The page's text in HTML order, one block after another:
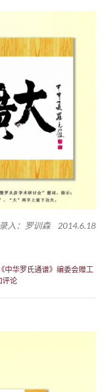
：罗训森 2014.6.18
中华罗氏通谱》编委会赠工
评论